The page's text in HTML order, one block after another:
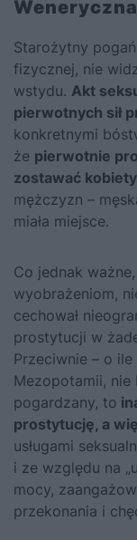
Starożytny
fizycznej, nie
wstydu. Akt
pierwotnych sił
konkretnymi
że pierwotnie
zostawać
mężczyzn –
miała miejsce.
Co jednak
wyobrażeniom,
cechował
prostytucji w
Przeciwnie – o
Mezopotamii, nie
pogardzany, to
prostytucję, a
usługami
i ze względu na
mocy,
przekonania i